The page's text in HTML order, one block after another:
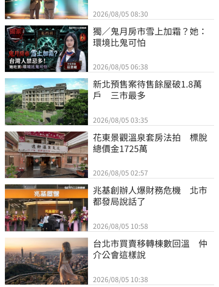
2026/08/05 08:30
獨／鬼月房市雪上加霜？她：
環境比鬼可怕
2026/08/05 06:38
新北預售案待售餘屋破1.8萬
戶　三市最多
2026/08/05 03:35
花東景觀溫泉套房法拍　標脫
總價金1725萬
2026/08/05 02:57
兆基創辦人爆財務危機　北市
都發局說話了
2026/08/05 10:58
台北市買賣移轉棟數回溫　仲
介公會這樣說
2026/08/05 10:38